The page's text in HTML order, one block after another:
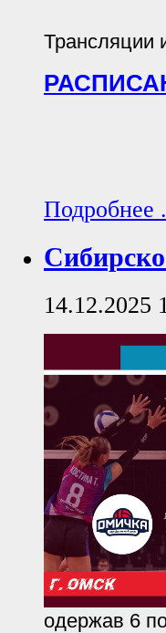
Трансляции
Подробнее
14.12.2025
одержав 6